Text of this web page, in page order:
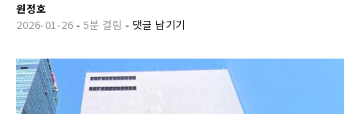
원정호
2026-01-26 - 5분 걸림 - 댓글 남기기